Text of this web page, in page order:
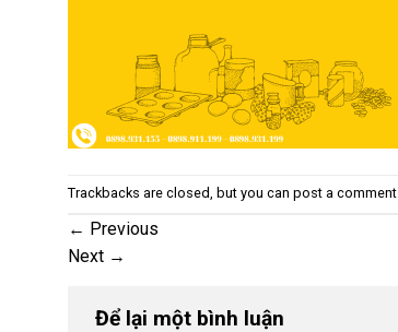
Trackbacks are closed, but you can post a comment
← Previous
Next →
Để lại một bình luận